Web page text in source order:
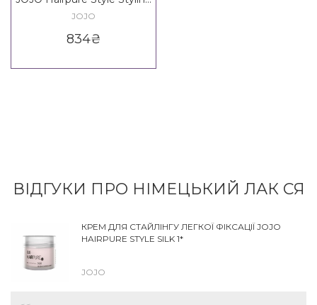
Spray 4*
JOJO
834₴
ВІДГУКИ ПРО НІМЕЦЬКИЙ ЛАК СЯ
КРЕМ ДЛЯ СТАЙЛІНГУ ЛЕГКОЇ ФІКСАЦІЇ JOJO
HAIRPURE STYLE SILK 1*
JOJO